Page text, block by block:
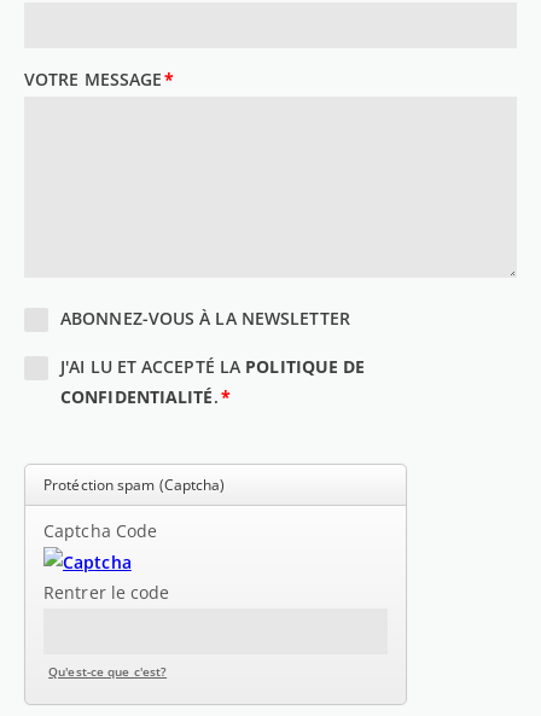
VOTRE MESSAGE*
ABONNEZ-VOUS À LA NEWSLETTER
J'AI LU ET ACCEPTÉ LA POLITIQUE DE
CONFIDENTIALITÉ.*
Protéction spam (Captcha)
Captcha Code
Rentrer le code
Qu'est-ce que c'est?